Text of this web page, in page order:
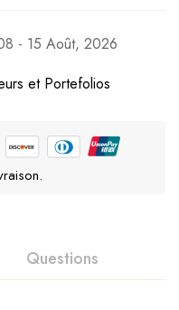
- 15 Août, 2026
et Portefolios
Questions